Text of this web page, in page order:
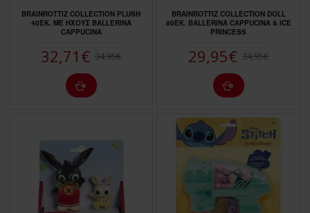
BRAINROTΤΙΖ COLLECTION PLUSH
40EK. ME HXOΥΣ BALLERINA
CAPPUCINA
32,71€ 34,95€
BRAINROTTIZ COLLECTION DOLL
80EK. BALLERINA CAPPUCINA & ICE
PRINCESS
29,95€ 34,95€